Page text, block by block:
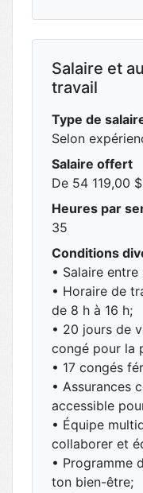
Salaire et
travail
Type de
Selon
Salaire offert
De 54 119,00
Heures par
35
Conditions
• Salaire
• Horaire de
de 8 h à 16 h;
• 20 jours de
congé pour la
• 17 congés
• Assurances
accessible
• Équipe
collaborer et
• Programme
ton bien-être;